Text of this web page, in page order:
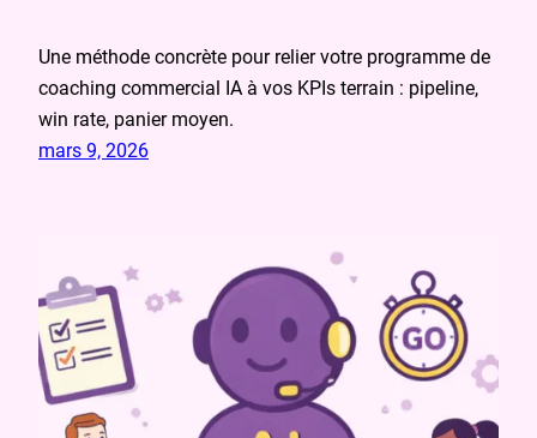
Une méthode concrète pour relier votre programme de
coaching commercial IA à vos KPIs terrain : pipeline,
win rate, panier moyen.
mars 9, 2026